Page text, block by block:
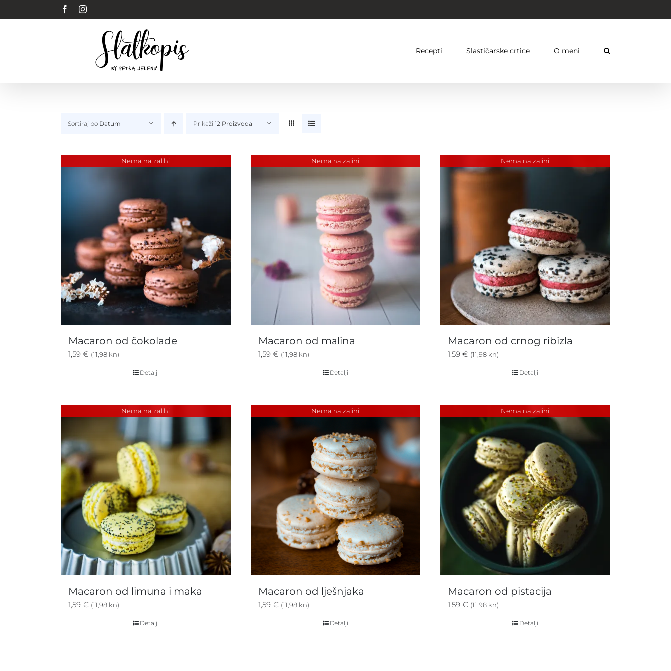
to
FacebookInstagram
Recepti Slastičarske crtice O meni
Sortiraj po Datum Prikaži 12 Proizvoda
Nema na zalihi
Macaron od čokolade
1,59 € (11,98 kn)
Detalji
Nema na zalihi
Macaron od malina
1,59 € (11,98 kn)
Detalji
Nema na zalihi
Macaron od crnog ribizla
1,59 € (11,98 kn)
Detalji
Nema na zalihi
Macaron od limuna i maka
1,59 € (11,98 kn)
Detalji
Nema na zalihi
Macaron od lješnjaka
1,59 € (11,98 kn)
Detalji
Nema na zalihi
Macaron od pistacija
1,59 € (11,98 kn)
Detalji